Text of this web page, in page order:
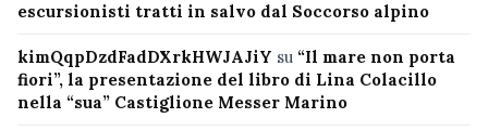
escursionisti tratti in salvo dal Soccorso alpino
kimQqpDzdFadDXrkHWJAJiY su “Il mare non porta
fiori”, la presentazione del libro di Lina Colacillo
nella “sua” Castiglione Messer Marino